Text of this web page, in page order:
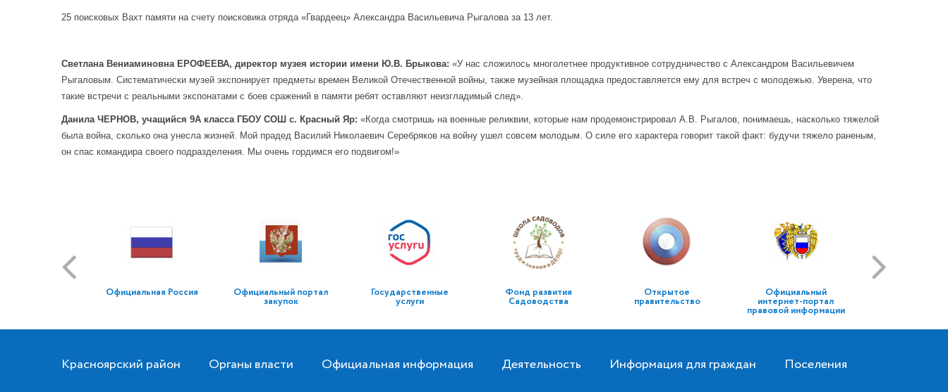
25 поисковых Вахт памяти на счету поисковика отряда «Гвардеец» Александра Васильевича Рыгалова за 13 лет.
Светлана Вениаминовна ЕРОФЕЕВА, директор музея истории имени Ю.В. Брыкова: «У нас сложилось многолетнее продуктивное сотрудничество с Александром Васильевичем
Рыгаловым. Систематически музей экспонирует предметы времен Великой Отечественной войны, также музейная площадка предоставляется ему для встреч с молодежью. Уверена, что
такие встречи с реальными экспонатами с боев сражений в памяти ребят оставляют неизгладимый след».
Данила ЧЕРНОВ, учащийся 9А класса ГБОУ СОШ с. Красный Яр: «Когда смотришь на военные реликвии, которые нам продемонстрировал А.В. Рыгалов, понимаешь, насколько тяжелой
была война, сколько она унесла жизней. Мой прадед Василий Николаевич Серебряков на войну ушел совсем молодым. О силе его характера говорит такой факт: будучи тяжело раненым,
он спас командира своего подразделения. Мы очень гордимся его подвигом!»
Официальная Россия Официальный портал
закупок
Государственные
услуги
Фонд развития
Садоводства
Открытое
правительство
Официальный
интернет-портал
правовой информации
Красноярский район Органы власти Официальная информация Деятельность Информация для граждан Поселения